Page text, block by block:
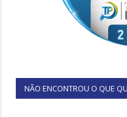
NÃO ENCONTROU O QUE